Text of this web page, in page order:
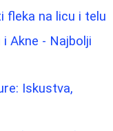
fleka na licu i telu
Akne - Najbolji
Iskustva,